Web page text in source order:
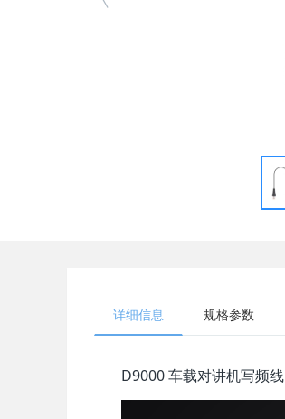
详细信息 规格参数
D9000 车载对讲机写频线